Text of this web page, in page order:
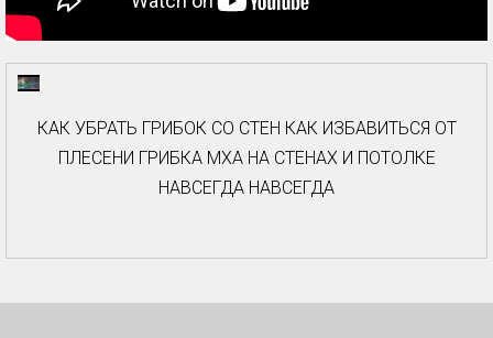
КАК УБРАТЬ ГРИБОК СО СТЕН КАК ИЗБАВИТЬСЯ ОТ
ПЛЕСЕНИ ГРИБКА МХА НА СТЕНАХ И ПОТОЛКЕ
НАВСЕГДА НАВСЕГДА